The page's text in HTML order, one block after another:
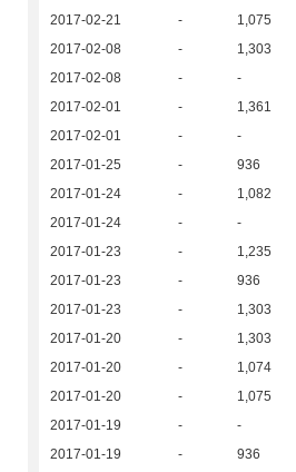
2017-02-21
- 1,075
2017-02-08
- 1,303
2017-02-08
- -
2017-02-01
- 1,361
2017-02-01
- -
2017-01-25
- 936
2017-01-24
- 1,082
2017-01-24
- -
2017-01-23
- 1,235
2017-01-23
- 936
2017-01-23
- 1,303
2017-01-20
- 1,303
2017-01-20
- 1,074
2017-01-20
- 1,075
2017-01-19
- -
2017-01-19
- 936